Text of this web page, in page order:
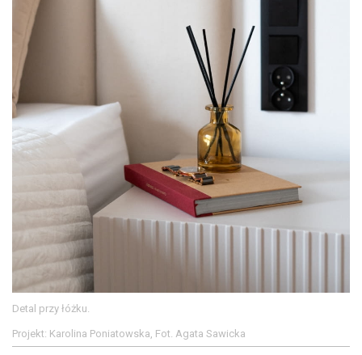
Detal przy łóżku.
Projekt: Karolina Poniatowska, Fot. Agata Sawicka